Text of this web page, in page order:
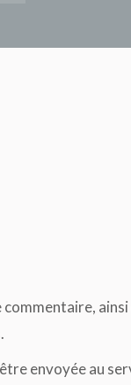
envoyée au